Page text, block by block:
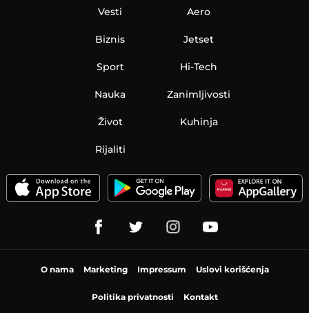
Vesti
Biznis
Sport
Nauka
Aero
Jetset
Hi-Tech
Zanimljivosti
Život Kuhinja
Rijaliti
O nama Marketing Impressum Uslovi korišćenja
Politika privatnosti Kontakt